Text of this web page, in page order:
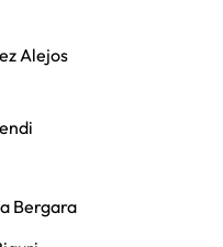
Alejos
Bergara